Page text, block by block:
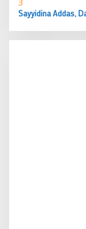
Sayyidina Addas,